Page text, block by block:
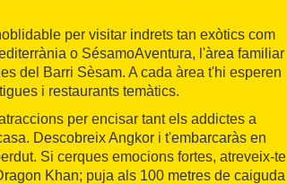
per visitar indrets tan exòtics com
o SésamoAventura, l'àrea familiar
del Barri Sèsam. A cada àrea t'hi esperen
i restaurants temàtics.
per encisar tant els addictes a
Descobreix Angkor i t'embarcaràs en
Si cerques emocions fortes, atreveix-te
Khan; puja als 100 metres de caiguda